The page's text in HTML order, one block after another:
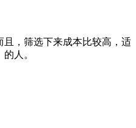
，筛选下来成本比较高，适
人。